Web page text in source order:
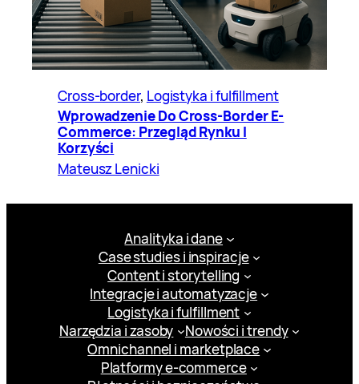
Cross-border, Logistyka i fulfillment
Wprowadzenie Do Cross-Border E-
Commerce: Przegląd Rynku I
Korzyści
Mateusz Lenicki
Analityka i dane
Case studies i inspiracje
Content i storytelling
Integracje i automatyzacje
Logistyka i fulfillment
Narzędzia i zasoby
Nowości i trendy
Omnichannel i marketplace
Platformy e-commerce